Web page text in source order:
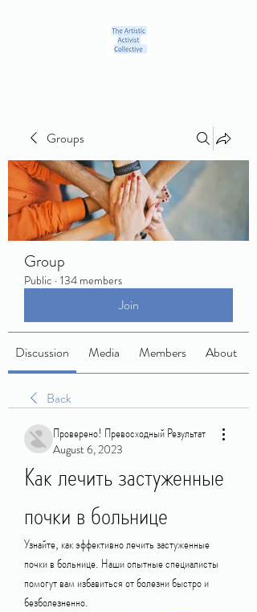
Groups
Group
Public · 134 members
Join
Discussion Media Members About
Back
Проверено! Превосходный Результат
August 6, 2023
Как лечить застуженные
почки в больнице
Узнайте, как эффективно лечить застуженные
почки в больнице. Наши опытные специалисты
помогут вам избавиться от болезни быстро и
безболезненно.